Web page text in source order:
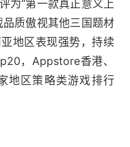
为“第一款真正意义上
质傲视其他三国题材
地区表现强势，持续
，Appstore香港、
地区策略类游戏排行